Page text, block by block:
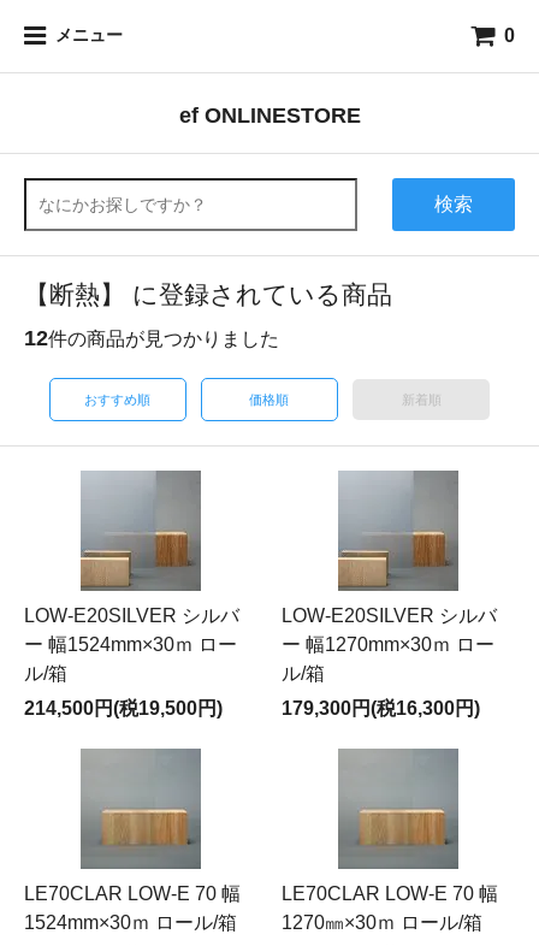
メニュー 0
ef ONLINESTORE
検索
【断熱】 に登録されている商品
12件の商品が見つかりました
おすすめ順 価格順 新着順
LOW-E20SILVER シルバ
ー 幅1524mm×30ｍ ロー
ル/箱
214,500円(税19,500円)
LOW-E20SILVER シルバ
ー 幅1270mm×30ｍ ロー
ル/箱
179,300円(税16,300円)
LE70CLAR LOW-E 70 幅
1524mm×30ｍ ロール/箱
LE70CLAR LOW-E 70 幅
1270㎜×30ｍ ロール/箱